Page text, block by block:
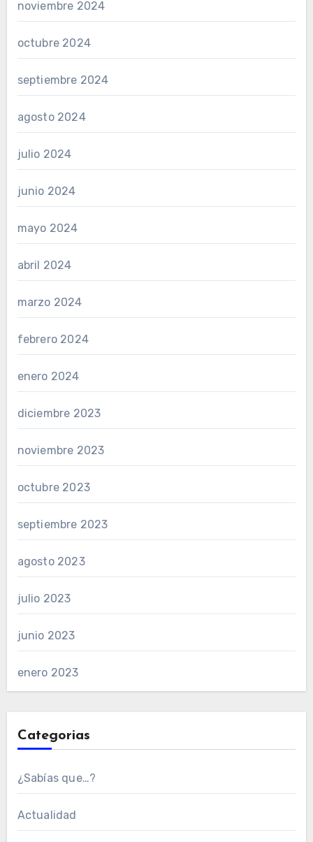
noviembre 2024
octubre 2024
septiembre 2024
agosto 2024
julio 2024
junio 2024
mayo 2024
abril 2024
marzo 2024
febrero 2024
enero 2024
diciembre 2023
noviembre 2023
octubre 2023
septiembre 2023
agosto 2023
julio 2023
junio 2023
enero 2023
Categorias
¿Sabías que…?
Actualidad